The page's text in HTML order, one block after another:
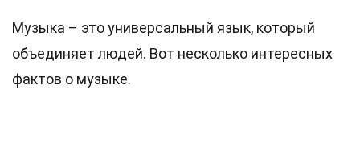
Музыка – это универсальный язык, который
объединяет людей. Вот несколько интересных
фактов о музыке.